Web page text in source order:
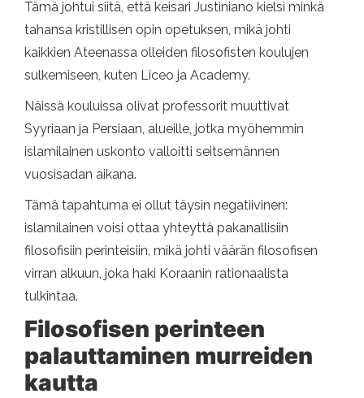
Tämä johtui siitä, että keisari Justiniano kielsi minkä
tahansa kristillisen opin opetuksen, mikä johti
kaikkien Ateenassa olleiden filosofisten koulujen
sulkemiseen, kuten Liceo ja Academy.
Näissä kouluissa olivat professorit muuttivat
Syyriaan ja Persiaan, alueille, jotka myöhemmin
islamilainen uskonto valloitti seitsemännen
vuosisadan aikana.
Tämä tapahtuma ei ollut täysin negatiivinen:
islamilainen voisi ottaa yhteyttä pakanallisiin
filosofisiin perinteisiin, mikä johti väärän filosofisen
virran alkuun, joka haki Koraanin rationaalista
tulkintaa.
Filosofisen perinteen
palauttaminen murreiden
kautta